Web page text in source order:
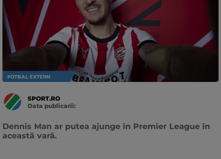
FOTBAL EXTERN
SPORT.RO
Data publicarii:
Dennis Man ar putea ajunge în Premier League în
această vară.